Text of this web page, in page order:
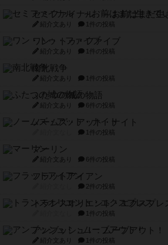
セミファイナル ～お前はまだ生
紹介文あり 1件の投稿
ワン・トゥ・ファイブ
紹介文あり 1件の投稿
南北戦争
紹介文あり 1件の投稿
ふたつの城の物語
紹介文あり 6件の投稿
ノームズ・アット・ナイト
1件の投稿
マーリン
紹介文あり 6件の投稿
フラットアイアン
2件の投稿
トランスオリエント・エクスプレ
1件の投稿
アンブッシュ！：ムーブアウト！
紹介文あり 1件の投稿